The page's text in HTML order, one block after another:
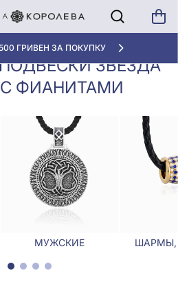
ГРИВЕН ЗА ПОКУПКУ
Серебряные подвески Звезда
Давида с фианитами
ЗВЕЗДА
ФИАНИТАМИ
МУЖСКИЕ ШАРМЫ,